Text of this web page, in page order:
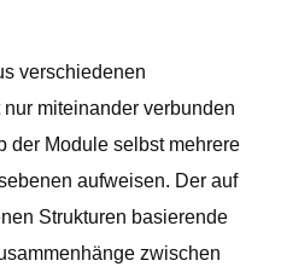
verschiedenen
miteinander verbunden
der Module selbst mehrere
aufweisen. Der auf
Strukturen basierende
zwischen